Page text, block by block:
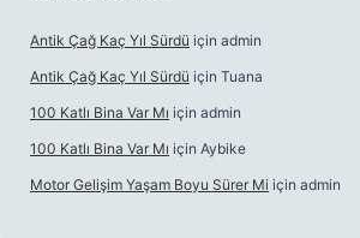
Antik Çağ Kaç Yıl Sürdü için admin
Antik Çağ Kaç Yıl Sürdü için Tuana
100 Katlı Bina Var Mı için admin
100 Katlı Bina Var Mı için Aybike
Motor Gelişim Yaşam Boyu Sürer Mi için admin